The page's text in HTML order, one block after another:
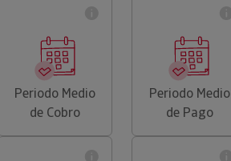
Periodo Medio
de Cobro
Periodo Medio
de Pago